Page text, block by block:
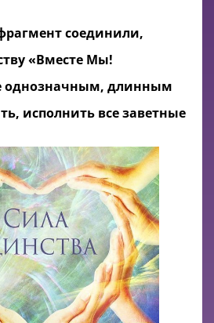
соединили,
«Вместе Мы!
однозначным, длинным
исполнить все заветные